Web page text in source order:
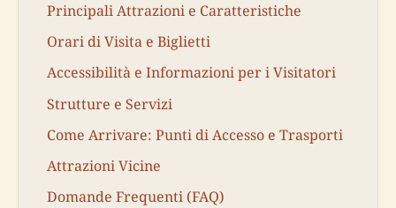
Principali Attrazioni e Caratteristiche
Orari di Visita e Biglietti
Accessibilità e Informazioni per i Visitatori
Strutture e Servizi
Come Arrivare: Punti di Accesso e Trasporti
Attrazioni Vicine
Domande Frequenti (FAQ)